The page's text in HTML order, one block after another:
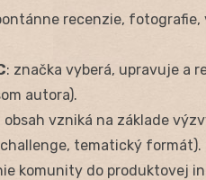
recenzie, fotografie,
: značka vyberá, upravuje a
autora).
obsah vzniká na základe
tematický formát).
komunity do produktovej